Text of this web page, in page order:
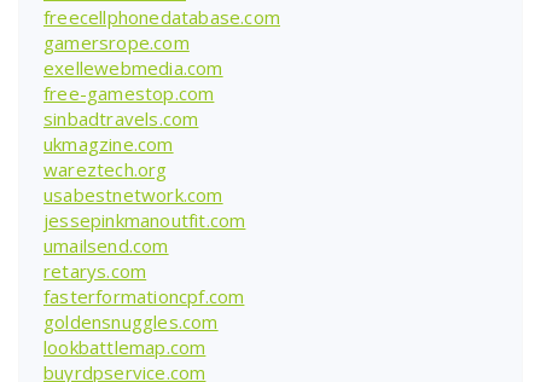
freecellphonedatabase.com
gamersrope.com
exellewebmedia.com
free-gamestop.com
sinbadtravels.com
ukmagzine.com
wareztech.org
usabestnetwork.com
jessepinkmanoutfit.com
umailsend.com
retarys.com
fasterformationcpf.com
goldensnuggles.com
lookbattlemap.com
buyrdpservice.com